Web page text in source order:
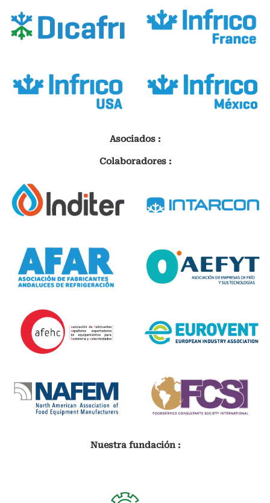
Asociados :
Colaboradores :
Nuestra fundación :